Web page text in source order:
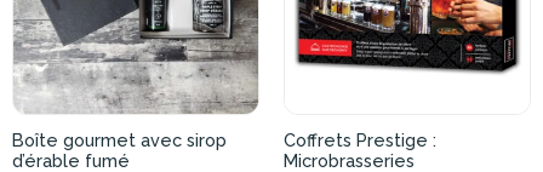
Boîte gourmet avec sirop
d’érable fumé
Coffrets Prestige :
Microbrasseries